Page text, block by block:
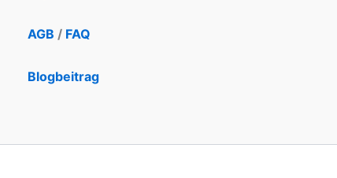
AGB / FAQ
Blogbeitrag